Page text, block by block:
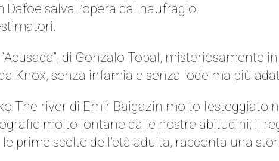
salva l’opera dal naufragio.
di Gonzalo Tobal, misteriosamente
Knox, senza infamia e senza lode ma più
The river di Emir Baigazin molto festeggiato
molto lontane dalle nostre abitudini, il
prime scelte dell’età adulta, racconta una